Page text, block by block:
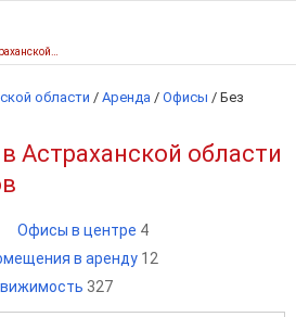
области / Аренда / Офисы / Без
Астраханской области
Офисы в центре 4
в аренду 12
327